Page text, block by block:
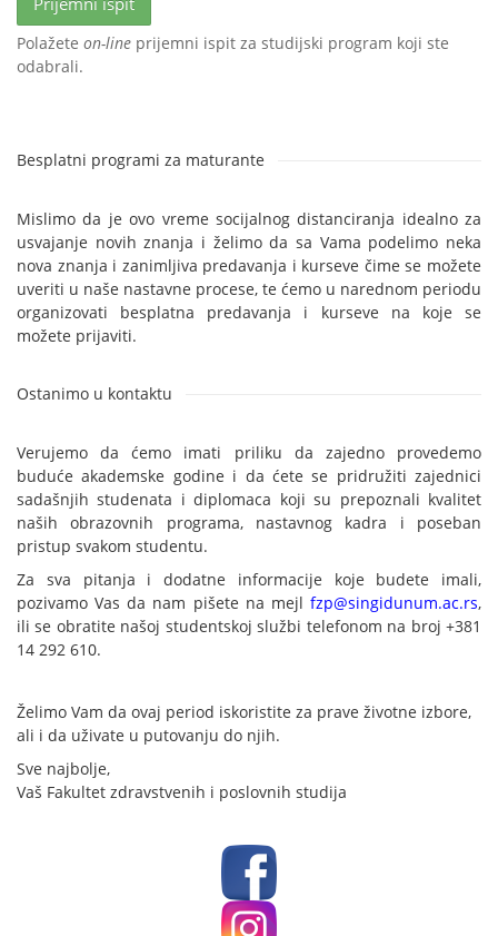
Polažete on-line prijemni ispit za studijski program koji ste
odabrali.
Besplatni programi za maturante
Mislimo da je ovo vreme socijalnog distanciranja idealno za
usvajanje novih znanja i želimo da sa Vama podelimo neka
nova znanja i zanimljiva predavanja i kurseve čime se možete
uveriti u naše nastavne procese, te ćemo u narednom periodu
organizovati besplatna predavanja i kurseve na koje se
možete prijaviti.
Ostanimo u kontaktu
Verujemo da ćemo imati priliku da zajedno provedemo
buduće akademske godine i da ćete se pridružiti zajednici
sadašnjih studenata i diplomaca koji su prepoznali kvalitet
naših obrazovnih programa, nastavnog kadra i poseban
pristup svakom studentu.
Za sva pitanja i dodatne informacije koje budete imali,
pozivamo Vas da nam pišete na mejl fzp@singidunum.ac.rs,
ili se obratite našoj studentskoj službi telefonom na broj +381
14 292 610.
Želimo Vam da ovaj period iskoristite za prave životne izbore,
ali i da uživate u putovanju do njih.
Sve najbolje,
Vaš Fakultet zdravstvenih i poslovnih studija